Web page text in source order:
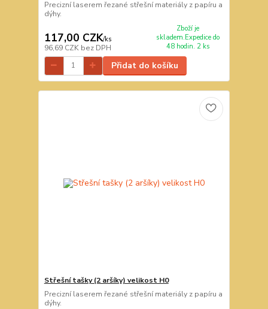
Precizní laserem řezané střešní materiály z papíru a
dýhy.
117,00 CZK/ks
96,69 CZK bez DPH
Zboží je
skladem.Expedice do
48 hodin. 2 ks
Přidat do košíku
Střešní tašky (2 aršíky) velikost H0
Precizní laserem řezané střešní materiály z papíru a
dýhy.